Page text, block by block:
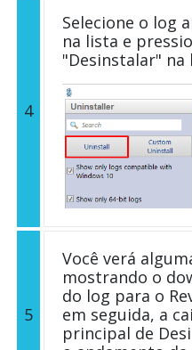
4
Selecione o log
na lista e
"Desinstalar"
5
Você verá
mostrando o
do log para o
em seguida, a
principal de